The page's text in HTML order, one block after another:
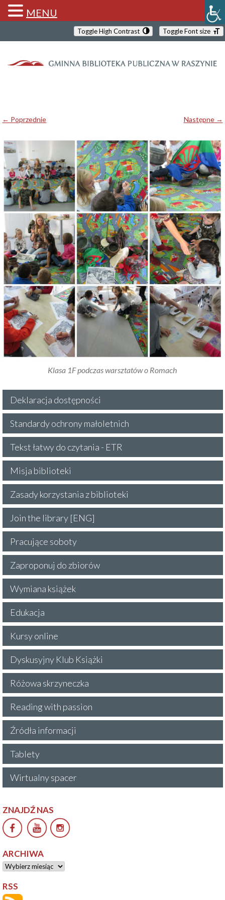
Toggle High Contrast Toggle Font size
← Poprzednie Następne →
Klasa 1F podczas warsztatów o Romach
Deklaracja dostępności
Standardy ochrony małoletnich
Tekst łatwy do czytania - ETR
Misja biblioteki
Zasady korzystania z biblioteki
Join the library [ENG]
Pracujące soboty
Zaproponuj do zbiorów
Wymiana książek
Edukacja
Kursy online
Dyskusyjny Klub Książki
Różowa skrzyneczka
Reading with passion
Źródła informacji
Tablety
Wirtualny spacer
ZNAJDŹ NAS
ARCHIWA
Archiwa
RSS
MENU